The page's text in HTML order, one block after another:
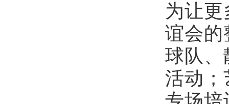
为让
谊会的
球队、
活动；